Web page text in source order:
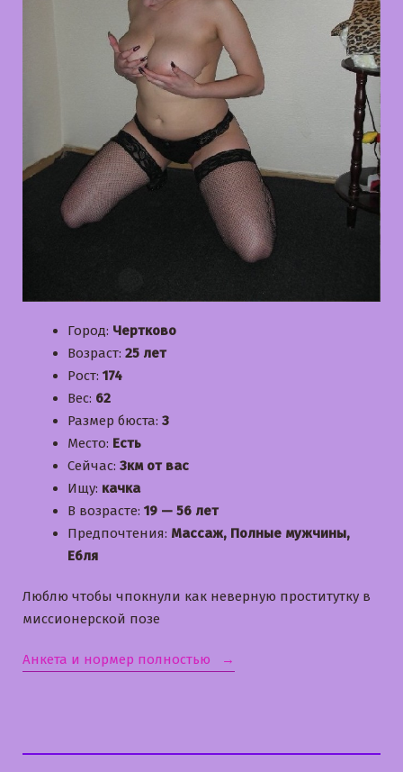
Город: Чертково
Возраст: 25 лет
Рост: 174
Вес: 62
Размер бюста: 3
Место: Есть
Сейчас: 3км от вас
Ищу: качка
В возрасте: 19 — 56 лет
Предпочтения: Массаж, Полные мужчины,
Ебля
Люблю чтобы чпокнули как неверную проститутку в
миссионерской позе
Анкета и нормер полностью «Наташа»